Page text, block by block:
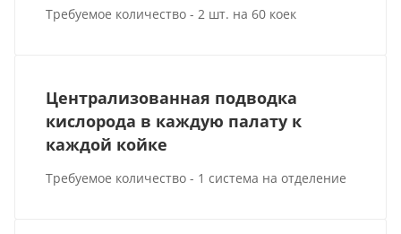
Требуемое количество - 2 шт. на 60 коек
Централизованная подводка
кислорода в каждую палату к
каждой койке
Требуемое количество - 1 система на отделение